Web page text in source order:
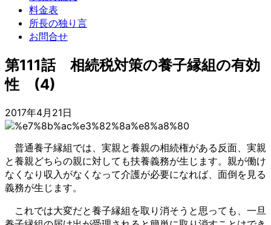
料金表
所長の独り言
お問合せ
第111話 相続税対策の養子縁組の有効
性 (4)
2017年4月21日
普通養子縁組では、実親と養親の相続権がある反面、実親
と養親どちらの親に対しても扶養義務が生じます。親が働け
なくなり収入がなくなって介護が必要になれば、面倒を見る
義務が生じます。
これでは大変だと養子縁組を取り消そうと思っても、一旦